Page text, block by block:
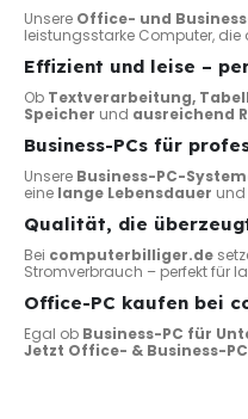
Unsere Office- und
leistungsstarke Computer, die
Effizient und leise –
Ob Textverarbeitung,
Speicher und ausreichend
Business-PCs für
Unsere Business-PC-
eine lange Lebensdauer
Qualität, die
Bei computerbilliger.de
Stromverbrauch – perfekt für
Office-PC kaufen bei
Egal ob Business-PC für
Jetzt Office- & Business-